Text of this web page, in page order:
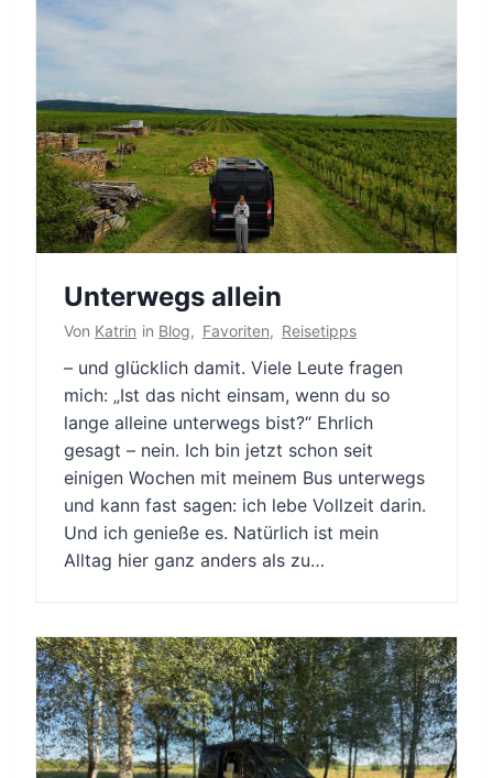
Unterwegs allein
Von Katrin in Blog, Favoriten, Reisetipps
– und glücklich damit. Viele Leute fragen
mich: „Ist das nicht einsam, wenn du so
lange alleine unterwegs bist?“ Ehrlich
gesagt – nein. Ich bin jetzt schon seit
einigen Wochen mit meinem Bus unterwegs
und kann fast sagen: ich lebe Vollzeit darin.
Und ich genieße es. Natürlich ist mein
Alltag hier ganz anders als zu…